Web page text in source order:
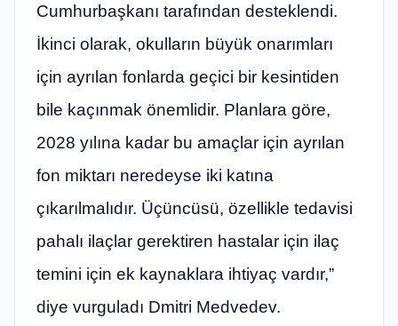
Cumhurbaşkanı tarafından desteklendi.
İkinci olarak, okulların büyük onarımları
için ayrılan fonlarda geçici bir kesintiden
bile kaçınmak önemlidir. Planlara göre,
2028 yılına kadar bu amaçlar için ayrılan
fon miktarı neredeyse iki katına
çıkarılmalıdır. Üçüncüsü, özellikle tedavisi
pahalı ilaçlar gerektiren hastalar için ilaç
temini için ek kaynaklara ihtiyaç vardır,”
diye vurguladı Dmitri Medvedev.